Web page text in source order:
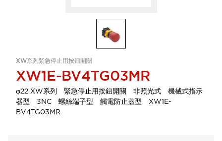
XW系列緊急停止用按鈕開關
XW1E-BV4TG03MR
φ22 XW系列 緊急停止用按鈕開關 非照光式 機械式指示
器型 3NC 螺絲端子型 觸電防止蓋型 XW1E-
BV4TG03MR